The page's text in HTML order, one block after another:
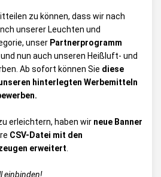
zu können, dass wir nach
unserer Leuchten und
unser Partnerprogramm
und nun auch unseren Heißluft- und
Ab sofort können Sie diese
hinterlegten Werbemitteln
erleichtern, haben wir neue Banner
CSV-Datei mit den
erweitert
einbinden!